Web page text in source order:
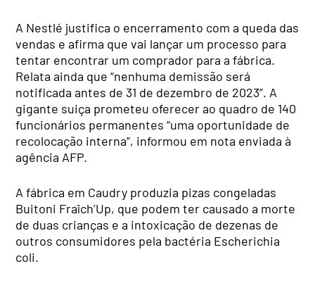
A Nestlé justifica o encerramento com a queda das
vendas e afirma que vai lançar um processo para
tentar encontrar um comprador para a fábrica.
Relata ainda que “nenhuma demissão será
notificada antes de 31 de dezembro de 2023”. A
gigante suiça prometeu oferecer ao quadro de 140
funcionários permanentes “uma oportunidade de
recolocação interna”, informou em nota enviada à
agência AFP.
A fábrica em Caudry produzia pizas congeladas
Buitoni Fraîch’Up, que podem ter causado a morte
de duas crianças e a intoxicação de dezenas de
outros consumidores pela bactéria Escherichia
coli.